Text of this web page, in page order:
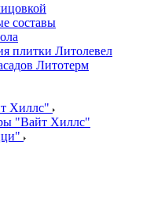
составы
плитки Литолевел
Литотерм
Хиллс"
"Вайт Хиллс"